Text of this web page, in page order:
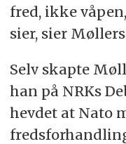
fred, ikke
sier, sier
Selv skapte
han på NRKs
hevdet at Nato